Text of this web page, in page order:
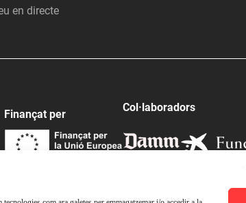
en directe
Finançat per
Col·laboradors